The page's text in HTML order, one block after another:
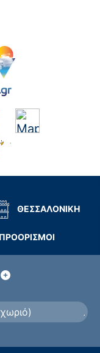
ΘΕΣΣΑΛΟΝΙΚΗ
ΠΡΟΟΡΙΣΜΟΙ